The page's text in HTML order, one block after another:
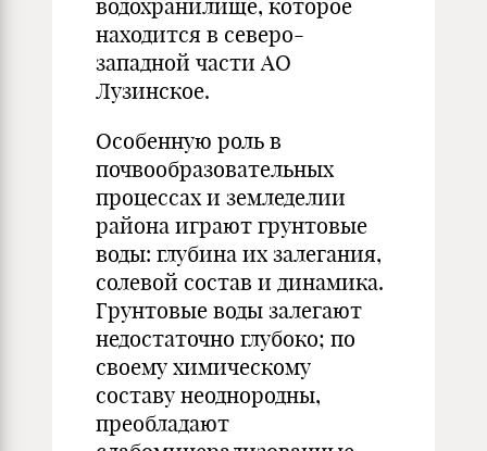
водохранилище, которое
находится в северо-
западной части АО
Лузинское.
Особенную роль в
почвообразовательных
процессах и земледелии
района играют грунтовые
воды: глубина их залегания,
солевой состав и динамика.
Грунтовые воды залегают
недостаточно глубоко; по
своему химическому
составу неоднородны,
преобладают